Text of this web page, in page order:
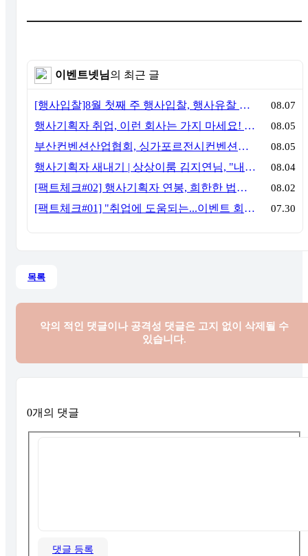
이벤트넷님의 최근 글
[행사입찰]8월 첫째 주 행사입찰, 행사유찰 결과 08.07
행사기획자 취업, 이런 회사는 가지 마세요! 신입이 꼭 알아야 할 5가지 기준[이벤트산업 팩트체크#3] 08.05
부산컨벤션산업협회, 싱가포르전시컨벤션협회(SACEOS)와 업무협약 체결… 아시아 마이스 협력 확대 08.05
행사기획자 새내기 | 상상이룸 김지연님, "내 맘대로, 내 뜻대로 행사를 만든다 08.04
[팩트체크#02] 행사기획자 연봉, 희한한 법칙~ '첨에는 비실, 3년만 지나면 튼실' 08.02
[팩트체크#01] "취업에 도움되는...이벤트 회사, 어떻게 구분할까?"… 1인당 매출 '3억 원'의 법칙 07.30
목록
악의 적인 댓글이나 공격성 댓글은 고지 없이 삭제될 수
있습니다.
0개의 댓글
댓글 등록